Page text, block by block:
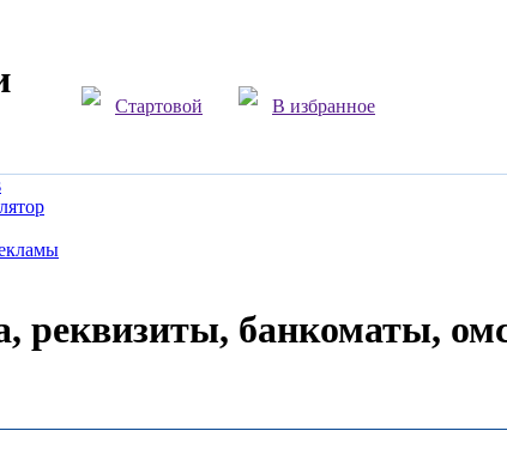
Стартовой
В избранное
реквизиты, банкоматы,